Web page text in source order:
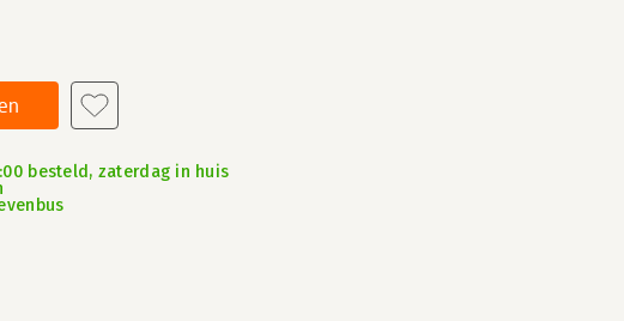
besteld, zaterdag in huis